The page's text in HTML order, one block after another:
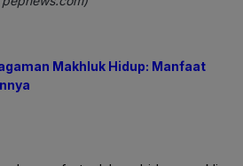
Makhluk Hidup: Manfaat